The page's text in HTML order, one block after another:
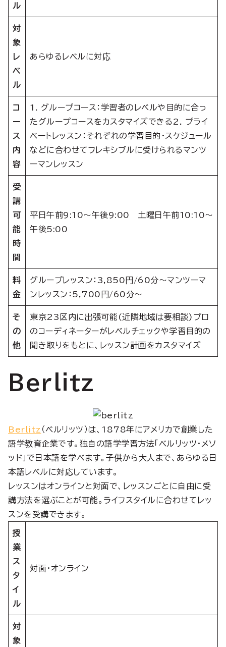
ル
対
象
レ
ベ
ル
あらゆるレベルに対応
コ
ー
ス
内
容
1. グループコース：学習者のレベルや目的に合っ
たグループコースをカスタマイズできる2. プライ
ベートレッスン：それぞれの学習目的・スケジュール
などに合わせてフレキシブルに受けられるマンツ
ーマンレッスン
受
講
可
能
時
間
平日午前9:10～午後9:00 土曜日午前10:10～
午後5:00
料
金
グループレッスン：3,850円/60分～マンツーマ
ンレッスン：5,700円/60分～
そ
の
他
東京23区内に出張可能(近隣地域は要相談)プロ
のコーディネーターがレベルチェックや学習目的の
聞き取りをもとに、レッスン計画をカスタマイズ
Berlitz
Berlitz （ベルリッツ）は、1878年にアメリカで創業した
語学教育企業です。独自の語学学習方法「ベルリッツ・メソ
ッド」で日本語を学べます。子供から大人まで、あらゆる日
本語レベルに対応しています。
レッスンはオンラインと対面で、レッスンごとに自由に受
講方法を選ぶことが可能。ライフスタイルに合わせてレッ
スンを受講できます。
授
業
ス
タ
イ
ル
対面・オンライン
対
象